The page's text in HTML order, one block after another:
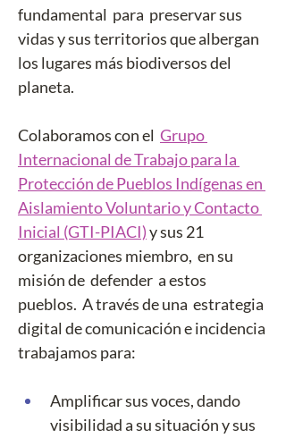
fundamental  para  preservar sus
vidas y sus territorios que albergan
los lugares más biodiversos del
planeta.
Colaboramos con el Grupo
Internacional de Trabajo para la
Protección de Pueblos Indígenas en
Aislamiento Voluntario y Contacto
Inicial (GTI-PIACI) y sus 21
organizaciones miembro,  en su
misión de  defender  a estos
pueblos.  A través de una  estrategia
digital de comunicación e incidencia
trabajamos para:
Amplificar sus voces, dando
visibilidad a su situación y sus